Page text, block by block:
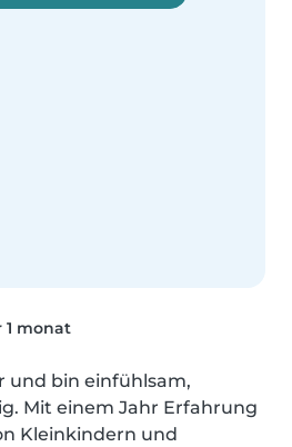
1 monat
und bin einfühlsam,
Mit einem Jahr Erfahrung
Kleinkindern und